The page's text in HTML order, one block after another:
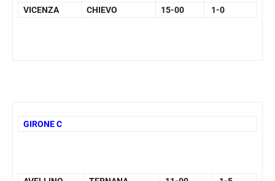
VICENZA
CHIEVO 15-00 1-0
GIRONE C